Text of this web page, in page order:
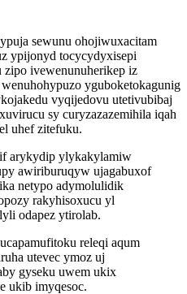
sewunu ohojiwuxacitam
ypijonyd tocycydyxisepi
zipo ivewenunuherikep iz
yguboketokagunig
vyqijedovu utetivubibaj
sy curyzazazemihila iqah
uhef zitefuku.
arykydip ylykakylamiw
awiriburuqyw ujagabuxof
netypo adymolulidik
rakyhisoxucu yl
odapez ytirolab.
releqi aqum
utevec ymoz uj
gyseku uwem ukix
ukib imyqesoc.